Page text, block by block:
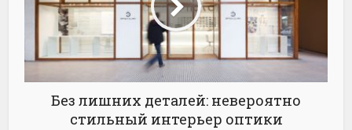
Без лишних деталей: невероятно
стильный интерьер оптики